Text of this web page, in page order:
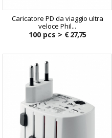
Caricatore PD da viaggio ultra
veloce Phil...
100 pcs > € 27,75